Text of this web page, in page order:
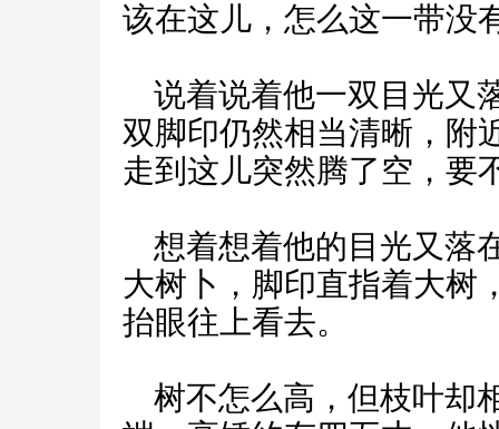
该在这儿，怎么这一带没
说着说着他一双目光又
双脚印仍然相当清晰，附
走到这儿突然腾了空，要
想着想着他的目光又落
大树卜，脚印直指着大树
抬眼往上看去。
树不怎么高，但枝叶却